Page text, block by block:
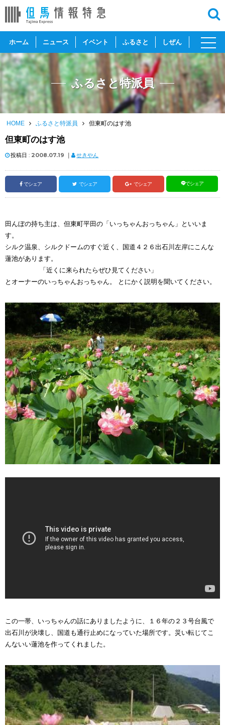
ホーム ニュース イベント ふるさと しぜん
toggle
ふるさと特派員
HOME ふるさと特派員 但東町のはす池
但東町のはす池
投稿日 : 2008.07.19 ｜ せきやん
でシェア でシェア でシェア でシェア
田んぼの持ち主は、但東町平田の「いっちゃんおっちゃん」といいま
す。
シルク温泉、シルクドームのすぐ近く、国道４２６出石川左岸にこんな
蓮池があります。
「近くに来られたらぜひ見てください」
とオーナーのいっちゃんおっちゃん。 とにかく説明を聞いてください。
この一帯、いっちゃんの話にありましたように、１６年の２３号台風で
出石川が決壊し、国道も通行止めになっていた場所です。災い転じてこ
んないい蓮池を作ってくれました。